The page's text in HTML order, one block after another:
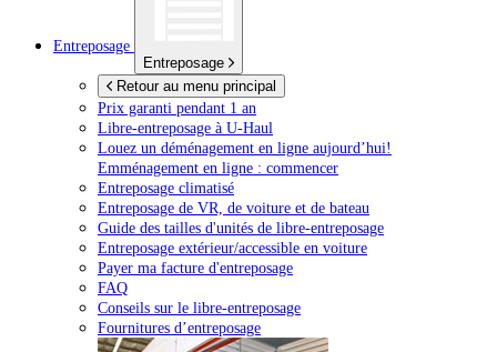
Entreposage
Entreposage
Retour au menu principal
Prix garanti pendant 1 an
Libre-entreposage à U-Haul
Louez un déménagement en ligne aujourd’hui!
Emménagement en ligne : commencer
Entreposage climatisé
Entreposage de VR, de voiture et de bateau
Guide des tailles d'unités de libre-entreposage
Entreposage extérieur/accessible en voiture
Payer ma facture d'entreposage
FAQ
Conseils sur le libre-entreposage
Fournitures d’entreposage